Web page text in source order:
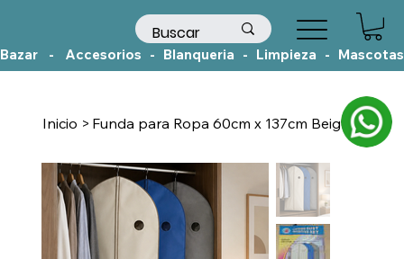
Bazar    -    Accesorios   -   Blanqueria   -   Limpieza   -
Inicio > Funda para Ropa 60cm x 137cm Beige